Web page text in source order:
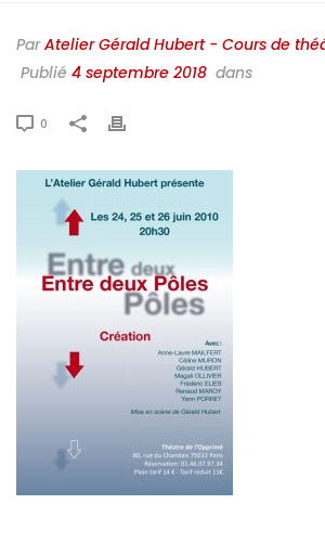
ParAtelier Gérald Hubert - Cours de
Publié 4 septembre 2018 dans
0